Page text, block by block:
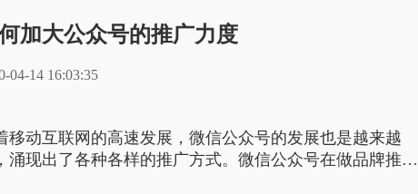
加大公众号的推广力度
04-14 16:03:35
移动互联网的高速发展，微信公众号的发展也是越来越
涌现出了各种各样的推广方式。微信公众号在做品牌推广